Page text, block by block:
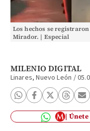
Los hechos se
Mirador. | Especial
MILENIO DIGITAL
Linares, Nuevo León /